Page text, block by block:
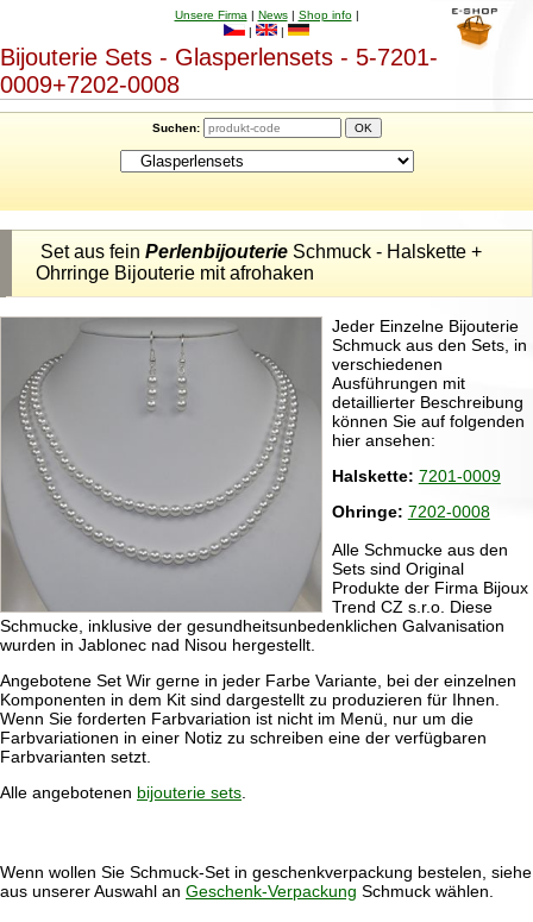
Unsere Firma | News| Shop info|
|
|
Bijouterie Sets - Glasperlensets - 5-7201-
0009+7202-0008
Suchen:
Set aus fein Perlenbijouterie Schmuck - Halskette +
Ohrringe Bijouterie mit afrohaken
Jeder Einzelne Bijouterie
Schmuck aus den Sets, in
verschiedenen
Ausführungen mit
detaillierter Beschreibung
können Sie auf folgenden
hier ansehen:
Halskette: 7201-0009
Ohringe: 7202-0008
Alle Schmucke aus den
Sets sind Original
Produkte der Firma Bijoux
Trend CZ s.r.o. Diese
Schmucke, inklusive der gesundheitsunbedenklichen Galvanisation
wurden in Jablonec nad Nisou hergestellt.
Angebotene Set Wir gerne in jeder Farbe Variante, bei der einzelnen
Komponenten in dem Kit sind dargestellt zu produzieren für Ihnen.
Wenn Sie forderten Farbvariation ist nicht im Menü, nur um die
Farbvariationen in einer Notiz zu schreiben eine der verfügbaren
Farbvarianten setzt.
Alle angebotenen bijouterie sets
Wenn wollen Sie Schmuck-Set in geschenkverpackung bestelen, siehe
aus unserer Auswahl an Geschenk-Verpackung Schmuck wählen.